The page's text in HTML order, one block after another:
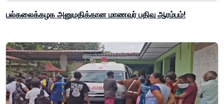
பல்கலைக்கழக அனுமதிக்கான மாணவர் பதிவு ஆரம்பம்!